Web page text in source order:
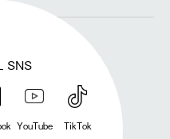
SNS
YouTube TikTok